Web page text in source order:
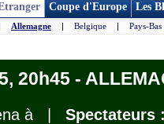
Coupe d'Europe Les
Allemagne | Belgique | Pays-Bas
20h45 -
à | Spectateurs